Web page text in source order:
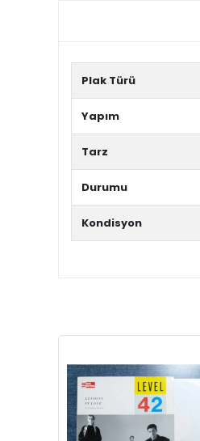
Plak Türü
Yapım
Tarz
Durumu
Kondisyon